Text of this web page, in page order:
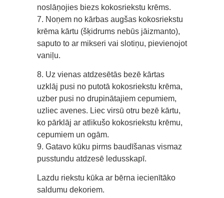
noslāņojies biezs kokosriekstu krēms.
7. Noņem no kārbas augšas kokosriekstu
krēma kārtu (šķidrums nebūs jāizmanto),
saputo to ar mikseri vai slotiņu, pievienojot
vaniļu.
8. Uz vienas atdzesētās bezē kārtas
uzklāj pusi no putotā kokosriekstu krēma,
uzber pusi no drupinātajiem cepumiem,
uzliec avenes. Liec virsū otru bezē kārtu,
ko pārklāj ar atlikušo kokosriekstu krēmu,
cepumiem un ogām.
9. Gatavo kūku pirms baudīšanas vismaz
pusstundu atdzesē ledusskapī.
Lazdu riekstu kūka ar bērna iecienītāko
saldumu dekoriem.